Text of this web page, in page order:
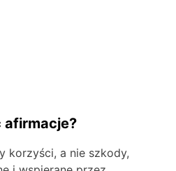
afirmacje?
korzyści, a nie szkody,